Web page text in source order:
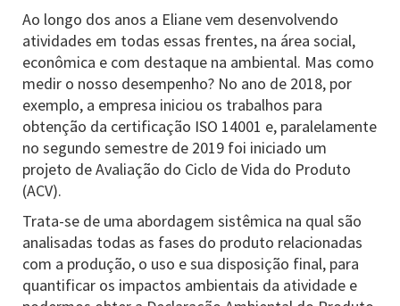
Ao longo dos anos a Eliane vem desenvolvendo
atividades em todas essas frentes, na área social,
econômica e com destaque na ambiental. Mas como
medir o nosso desempenho? No ano de 2018, por
exemplo, a empresa iniciou os trabalhos para
obtenção da certificação ISO 14001 e, paralelamente
no segundo semestre de 2019 foi iniciado um
projeto de Avaliação do Ciclo de Vida do Produto
(ACV).
Trata-se de uma abordagem sistêmica na qual são
analisadas todas as fases do produto relacionadas
com a produção, o uso e sua disposição final, para
quantificar os impactos ambientais da atividade e